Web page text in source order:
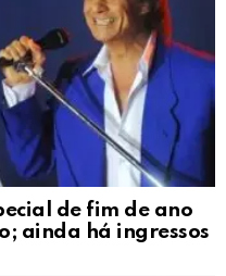
de fim de ano
ainda há ingressos